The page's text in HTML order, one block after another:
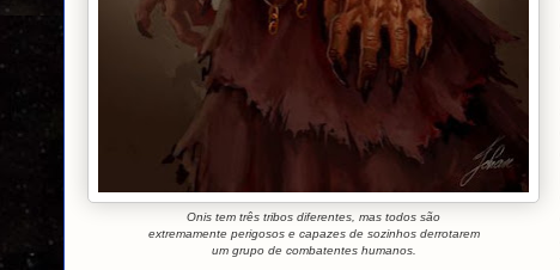
Onis tem três tribos diferentes, mas todos são
extremamente perigosos e capazes de sozinhos derrotarem
um grupo de combatentes humanos.